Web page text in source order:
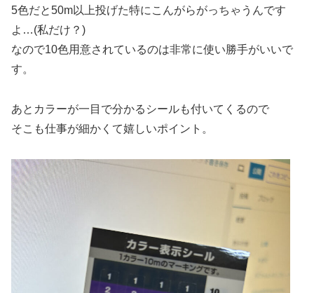
5色だと50m以上投げた特にこんがらがっちゃうんです
よ…(私だけ？)
なので10色用意されているのは非常に使い勝手がいいで
す。
あとカラーが一目で分かるシールも付いてくるので
そこも仕事が細かくて嬉しいポイント。